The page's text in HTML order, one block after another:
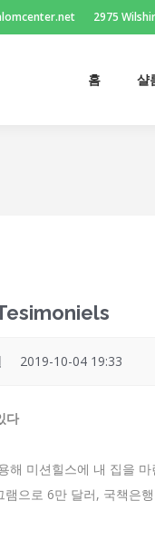
2975
홈 샬
2019-10-04 19:33
다
해 미션힐스에 내 집을
으로 6만 달러, 국책은
홈 샬